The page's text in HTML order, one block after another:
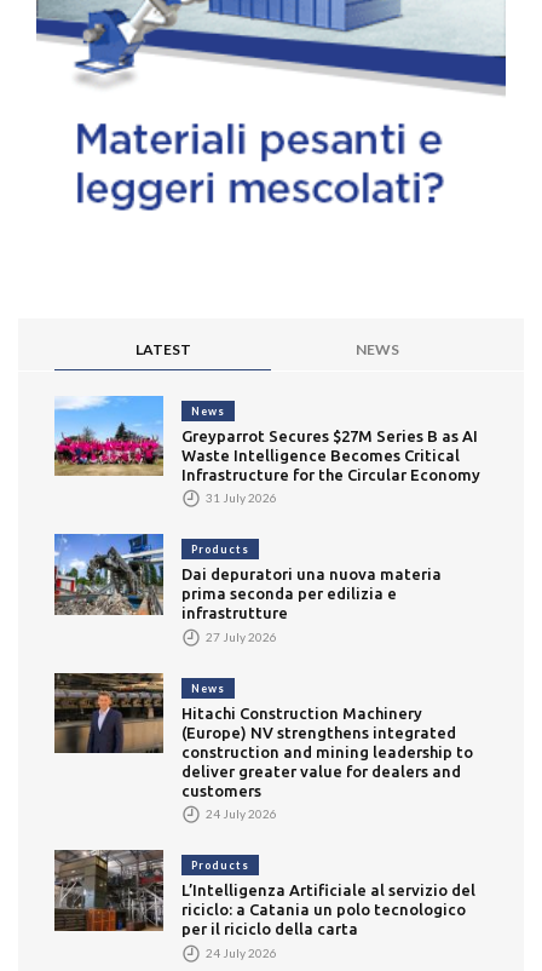
LATEST NEWS
News
Greyparrot Secures $27M Series B as AI
Waste Intelligence Becomes Critical
Infrastructure for the Circular Economy
31 July 2026
Products
Dai depuratori una nuova materia
prima seconda per edilizia e
infrastrutture
27 July 2026
News
Hitachi Construction Machinery
(Europe) NV strengthens integrated
construction and mining leadership to
deliver greater value for dealers and
customers
24 July 2026
Products
L’Intelligenza Artificiale al servizio del
riciclo: a Catania un polo tecnologico
per il riciclo della carta
24 July 2026